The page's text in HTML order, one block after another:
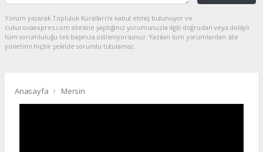
Yorum yazarak Topluluk Kuralları’nı kabul etmiş bulunuyor ve
cukurovaexpres.com sitesine yaptığınız yorumunuzla ilgili doğrudan veya dolaylı
tüm sorumluluğu tek başınıza üstleniyorsunuz. Yazılan tüm yorumlardan site
yönetimi hiçbir şekilde sorumlu tutulamaz.
Anasayfa Mersin